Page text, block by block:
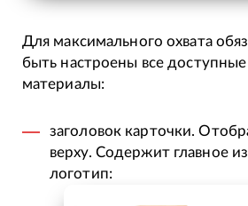
Для максимального охвата
быть настроены все
материалы:
заголовок карточки.
верху. Содержит главное
логотип: